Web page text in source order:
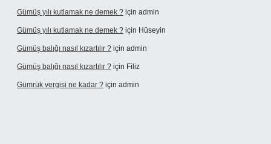
Gümüş yılı kutlamak ne demek ? için admin
Gümüş yılı kutlamak ne demek ? için Hüseyin
Gümüş balığı nasıl kızartılır ? için admin
Gümüş balığı nasıl kızartılır ? için Filiz
Gümrük vergisi ne kadar ? için admin